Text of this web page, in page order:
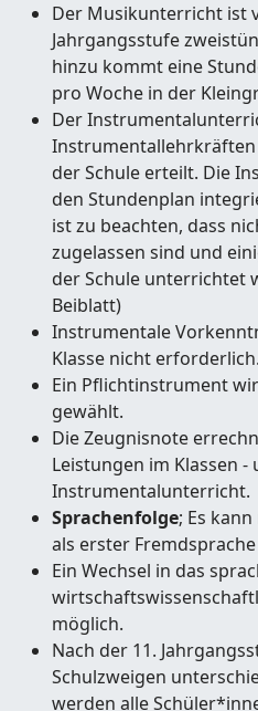
Der Musikunterricht ist
Jahrgangsstufe
hinzu kommt eine
pro Woche in der
Der
der Schule erteilt. Die
den Stundenplan
ist zu beachten, dass
zugelassen sind und
der Schule unterrichtet
Beiblatt)
Instrumentale
Klasse nicht erforderlich.
Ein Pflichtinstrument
gewählt.
Die Zeugnisnote
Leistungen im Klassen -
Instrumentalunterricht.
Sprachenfolge; Es
als erster
Ein Wechsel in das
möglich.
Nach der 11.
Schulzweigen
werden alle